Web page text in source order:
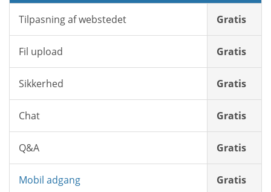
Tilpasning af webstedet Gratis
Fil upload Gratis
Sikkerhed Gratis
Chat Gratis
Q&A Gratis
Mobil adgang Gratis